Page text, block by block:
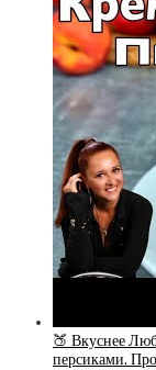
🍑 Вкуснее
персиками.